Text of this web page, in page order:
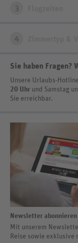
3
4
Sie haben Fragen?
Unsere Urlaubs-Hotline
20 Uhr und Samstag
Sie erreichbar.
Newsletter
Mit unserem
Reise sowie exklusive